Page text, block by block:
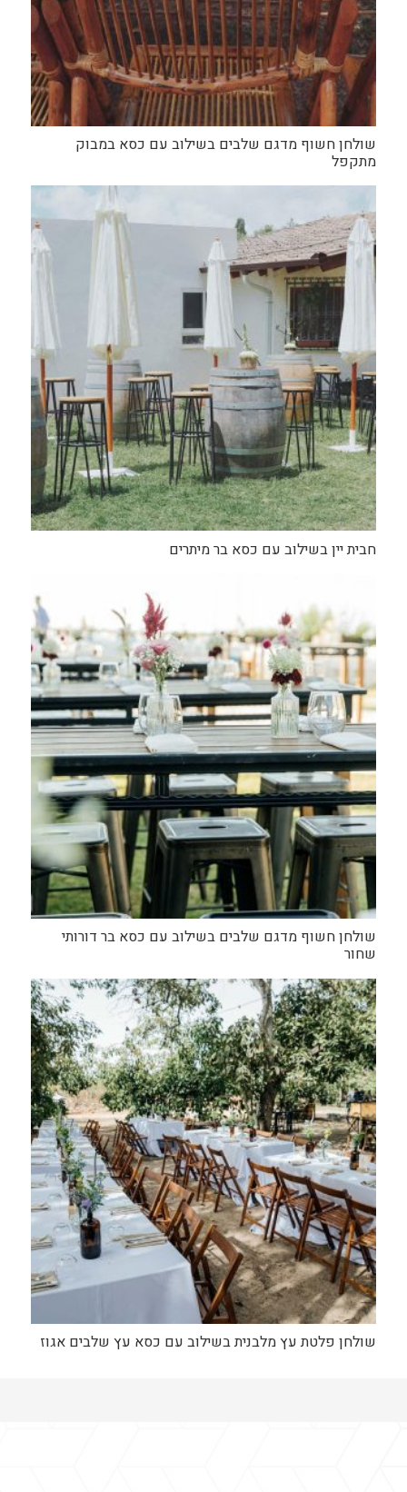
שולחן חשוף מדגם שלבים בשילוב עם כסא במבוק
מתקפל
חבית יין בשילוב עם כסא בר מיתרים
שולחן חשוף מדגם שלבים בשילוב עם כסא בר דורותי
שחור
שולחן פלטת עץ מלבנית בשילוב עם כסא עץ שלבים אגוז